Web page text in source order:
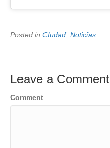
Posted in CIudad, Noticias
Leave a Comment
Comment